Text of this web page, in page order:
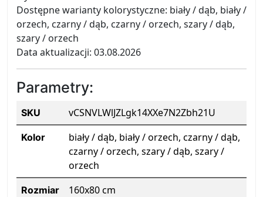
Dostępne warianty kolorystyczne: biały / dąb, biały /
orzech, czarny / dąb, czarny / orzech, szary / dąb,
szary / orzech
Data aktualizacji: 03.08.2026
Parametry:
SKU vCSNVLWlJZLgk14XXe7N2Zbh21U
Kolor
biały / dąb, biały / orzech, czarny / dąb,
czarny / orzech, szary / dąb, szary /
orzech
Rozmiar 160x80 cm